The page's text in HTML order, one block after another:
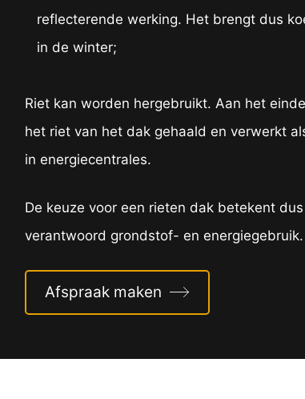
reflecterende werking. Het brengt dus
in de winter;
Riet kan worden hergebruikt. Aan het
het riet van het dak gehaald en verwerkt
in energiecentrales.
De keuze voor een rieten dak betekent
verantwoord grondstof- en energiegebruik.
Afspraak maken